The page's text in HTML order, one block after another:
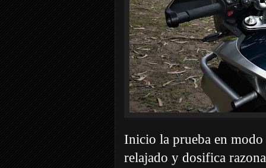
Inicio la prueba en
relajado y dosifica